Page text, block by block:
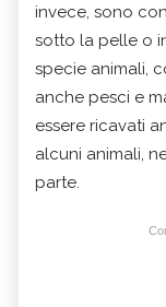
invece, sono
sotto la pelle o
specie animali,
anche pesci e
essere ricavati
alcuni animali,
parte.